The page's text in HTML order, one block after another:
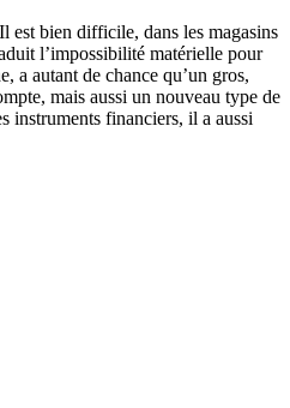
est bien difficile, dans les magasins
l’impossibilité matérielle pour
a autant de chance qu’un gros,
mais aussi un nouveau type de
instruments financiers, il a aussi